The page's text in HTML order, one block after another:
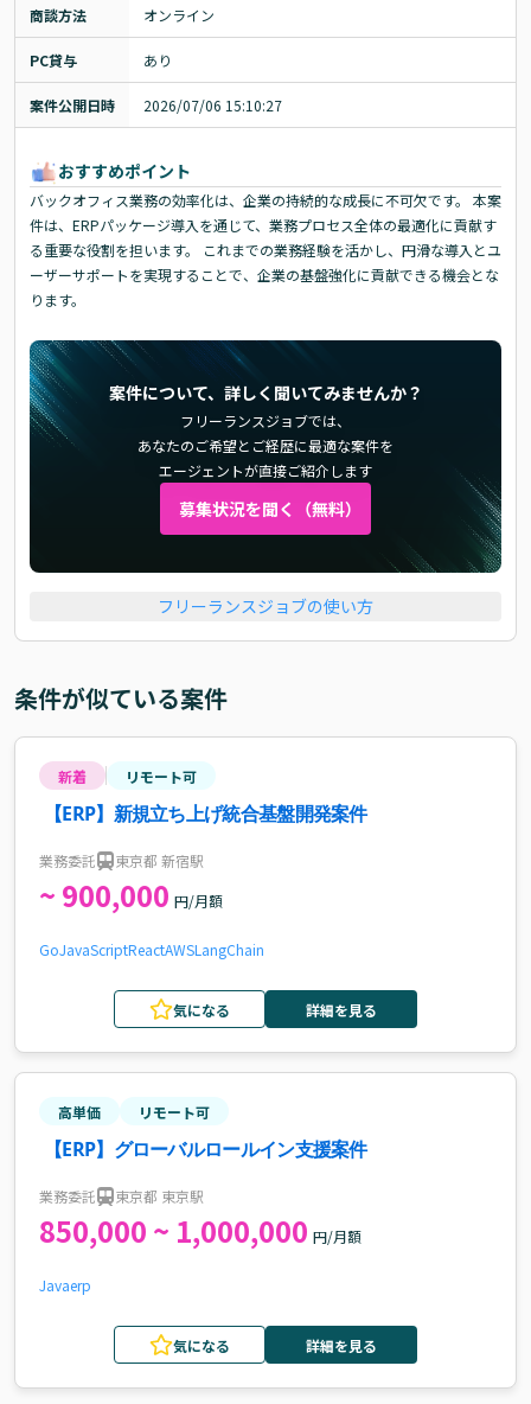
商談方法 オンライン
PC貸与 あり
案件公開日時 2026/07/06 15:10:27
おすすめポイント
バックオフィス業務の効率化は、企業の持続的な成長に不可欠です。 本案
件は、ERPパッケージ導入を通じて、業務プロセス全体の最適化に貢献す
る重要な役割を担います。 これまでの業務経験を活かし、円滑な導入とユ
ーザーサポートを実現することで、企業の基盤強化に貢献できる機会とな
ります。
案件について、詳しく聞いてみませんか？
フリーランスジョブでは、
あなたのご希望とご経歴に最適な案件を
エージェントが直接ご紹介します
募集状況を聞く（無料）
フリーランスジョブの使い方
条件が似ている案件
新着 リモート可
【ERP】新規立ち上げ統合基盤開発案件
業務委託 東京都 新宿駅
~ 900,000 円/月額
GoJavaScriptReactAWSLangChain
気になる 詳細を見る
高単価 リモート可
【ERP】グローバルロールイン支援案件
業務委託 東京都 東京駅
850,000 ~ 1,000,000 円/月額
Javaerp
気になる 詳細を見る